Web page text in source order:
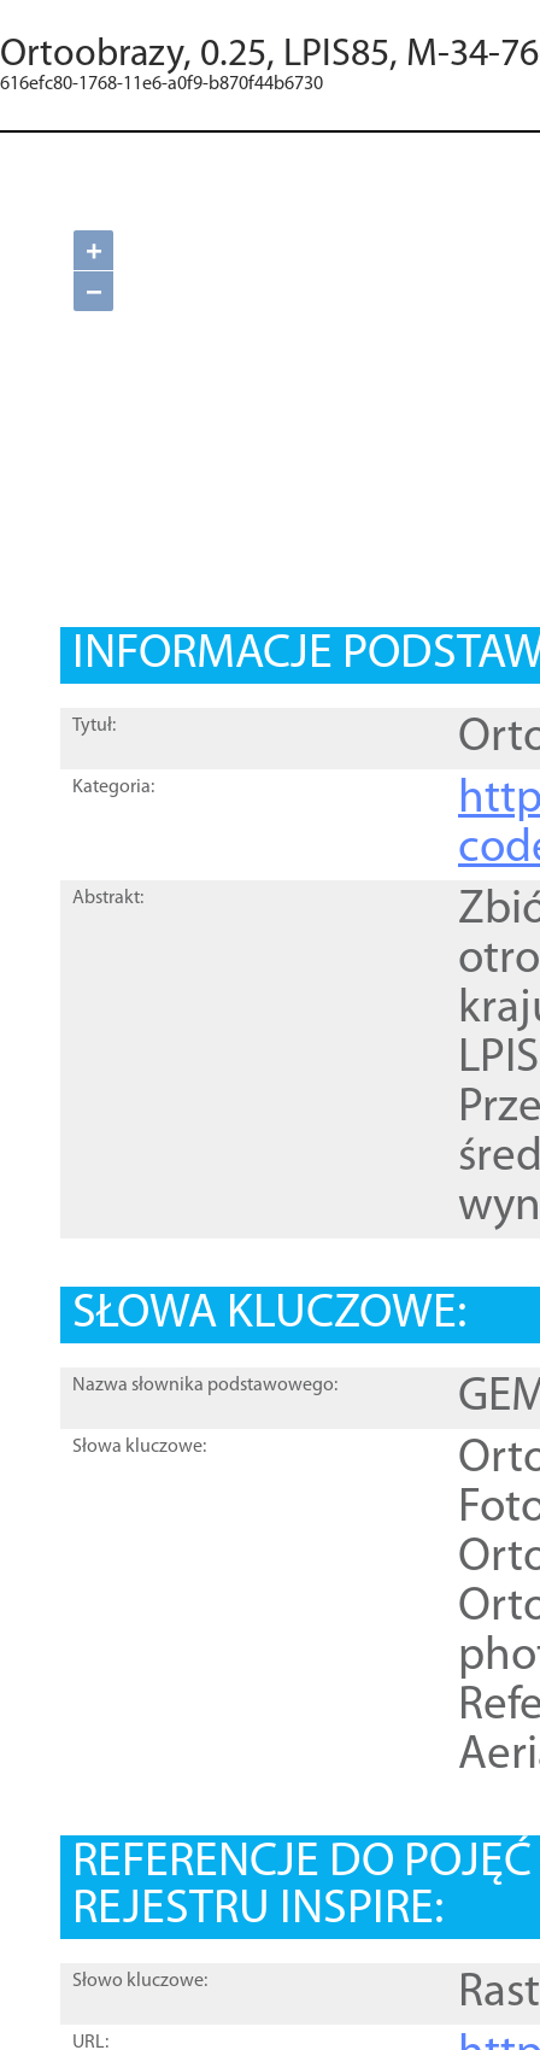
Ortoobrazy, 0.25, LPIS85, M-34-
616efc80-1768-11e6-a0f9-b870f44b6730
+
−
INFORMACJE
Tytuł:
Kategoria:
Abstrakt:
SŁOWA KLUCZOWE:
Nazwa słownika podstawowego:
Słowa kluczowe:
REFERENCJE DO
REJESTRU INSPIRE:
Słowo kluczowe:
URL: